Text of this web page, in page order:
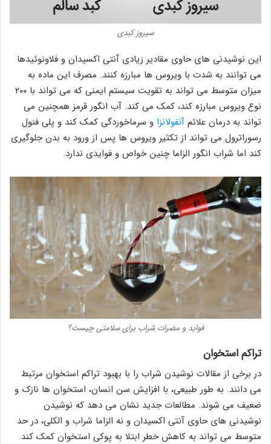
سیروز کبدی
این نوشیدنی های حاوی مقادیر زیادی آنتی اکسیدان و فلاونوئیدها
می توانند به شدت با ویروس ها مبارزه کنند. مصرف این ماده به
میزان متوسط می تواند به تقویت سیستم ایمنی که می تواند با ۲۰۰
نوع ویروس مبارزه کند، کمک می کند. آب انگور قرمز همچنین می
تواند به درمان علائم آنفولانزا و سرماخوردگی کمک کند و پلی فنول
رسوراترول می تواند از تکثیر ویروس ها پس از ورود به بدن جلوگیری
کند اما شراب انگور الزاما چنین خواص و فوایدی ندارد.
فواید و مضرات شراب برای سلامتی چیست؟
تراکم استخوان
در برخی از مقالات نوشیدن شراب را با بهبود تراکم استخوان مرتبط
می دانند. به طور طبیعی، با افزایش سن انسان، استخوان ها نازک و
ضعیف می شوند. مطالعات جدید نشان می دهد که نوشیدن
نوشیدنی های حاوی آنتی اکسیدان و نه الزاما شراب و الکلی، در حد
متوسط می تواند به کاهش خطر ابتلا به پوکی استخوان کمک کند.